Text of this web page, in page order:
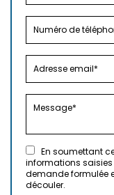
En soumettant
informations
demande formulée
découler.